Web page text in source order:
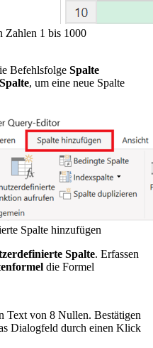
Zahlen 1 bis 1000
Befehlsfolge Spalte
, um eine neue Spalte
Spalte hinzufügen
Spalte. Erfassen
die Formel
Text von 8 Nullen. Bestätigen
Dialogfeld durch einen Klick